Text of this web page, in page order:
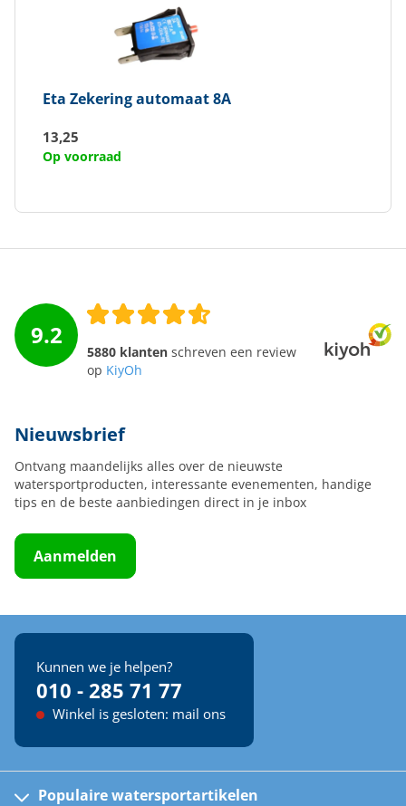
Eta Zekering automaat 8A
13,25
Op voorraad
9.2
5880 klanten schreven een review
op KiyOh
Nieuwsbrief
Ontvang maandelijks alles over de nieuwste
watersportproducten, interessante evenementen, handige
tips en de beste aanbiedingen direct in je inbox
Aanmelden
Kunnen we je helpen?
010 - 285 71 77
Winkel is gesloten: mail ons
Populaire watersportartikelen